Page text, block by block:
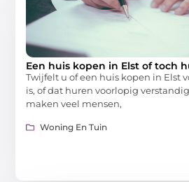
Een huis kopen in Elst of toch
Twijfelt u of een huis kopen in Elst
is, of dat huren voorlopig
maken veel mensen,
Woning En Tuin